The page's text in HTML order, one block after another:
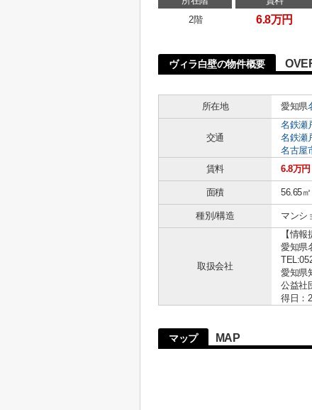
2階
6.8万円
ヴィラ白壁の物件概要
所在地
愛知県
交通
名鉄瀬
名鉄瀬
名古屋
賃料
6.8万円
面積 56.65㎡
種別/構造 マンシ
取扱会社
【情
愛知県
愛知県
公益社
得日：
マップ MAP